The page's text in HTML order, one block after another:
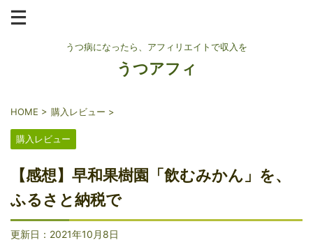
うつ病になったら、アフィリエイトで収入を
うつアフィ
HOME > 購入レビュー >
購入レビュー
【感想】早和果樹園「飲むみかん」を、
ふるさと納税で
更新日： 2021年10月8日